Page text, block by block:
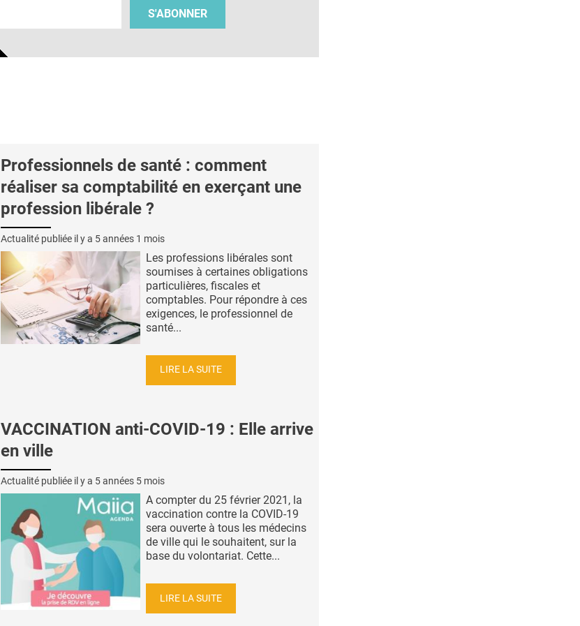
S'ABONNER
Professionnels de santé : comment
réaliser sa comptabilité en exerçant une
profession libérale ?
Actualité publiée il y a 5 années 1 mois
Les professions libérales sont
soumises à certaines obligations
particulières, fiscales et
comptables. Pour répondre à ces
exigences, le professionnel de
santé...
LIRE LA SUITE
VACCINATION anti-COVID-19 : Elle arrive
en ville
Actualité publiée il y a 5 années 5 mois
A compter du 25 février 2021, la
vaccination contre la COVID-19
sera ouverte à tous les médecins
de ville qui le souhaitent, sur la
base du volontariat. Cette...
LIRE LA SUITE